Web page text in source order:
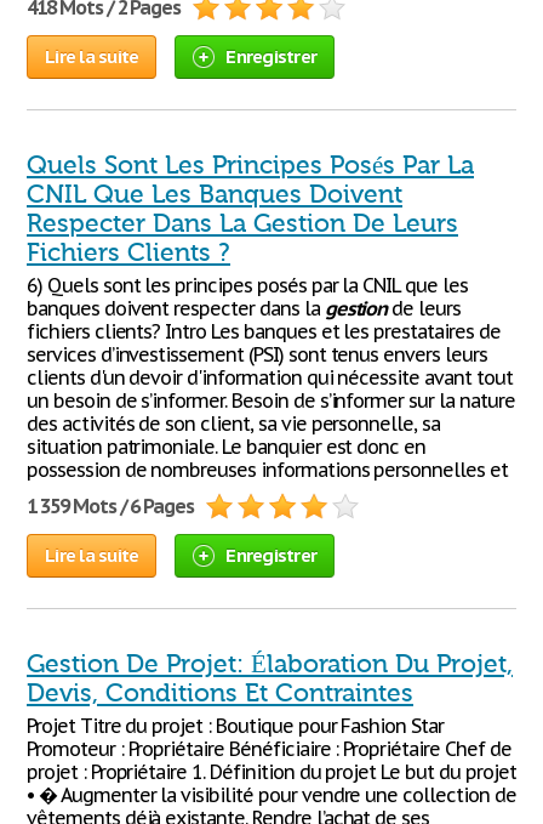
418 Mots / 2 Pages
Lire la suite Enregistrer
Quels Sont Les Principes Posés Par La
CNIL Que Les Banques Doivent
Respecter Dans La Gestion De Leurs
Fichiers Clients ?
6) Quels sont les principes posés par la CNIL que les
banques doivent respecter dans la gestionde leurs
fichiers clients? Intro Les banques et les prestataires de
services d’investissement (PSI) sont tenus envers leurs
clients d'un devoir d'information qui nécessite avant tout
un besoin de s’informer. Besoin de s’informer sur la nature
des activités de son client, sa vie personnelle, sa
situation patrimoniale. Le banquier est donc en
possession de nombreuses informations personnelles et
1 359 Mots / 6 Pages
Lire la suite Enregistrer
Gestion De Projet: Élaboration Du Projet,
Devis, Conditions Et Contraintes
Projet Titre du projet : Boutique pour Fashion Star
Promoteur : Propriétaire Bénéficiaire : Propriétaire Chef de
projet : Propriétaire 1. Définition du projet Le but du projet
• � Augmenter la visibilité pour vendre une collection de
vêtements déjà existante. Rendre l’achat de ses